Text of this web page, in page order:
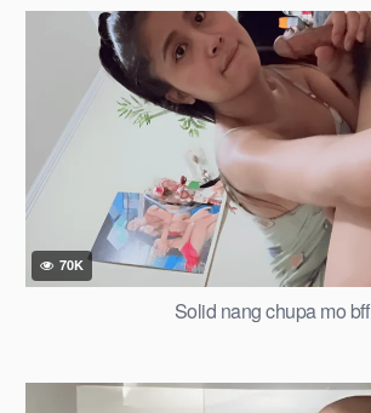
70K
Solid nang chupa mo bff